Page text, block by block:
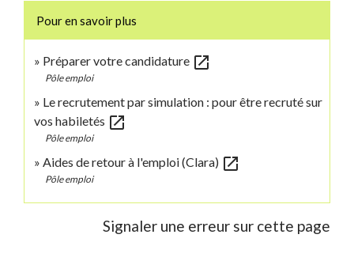
Pour en savoir plus
Préparer votre candidature open_in_new
Pôle emploi
Le recrutement par simulation : pour être recruté sur
vos habiletés open_in_new
Pôle emploi
Aides de retour à l'emploi (Clara) open_in_new
Pôle emploi
Signaler une erreur sur cette page